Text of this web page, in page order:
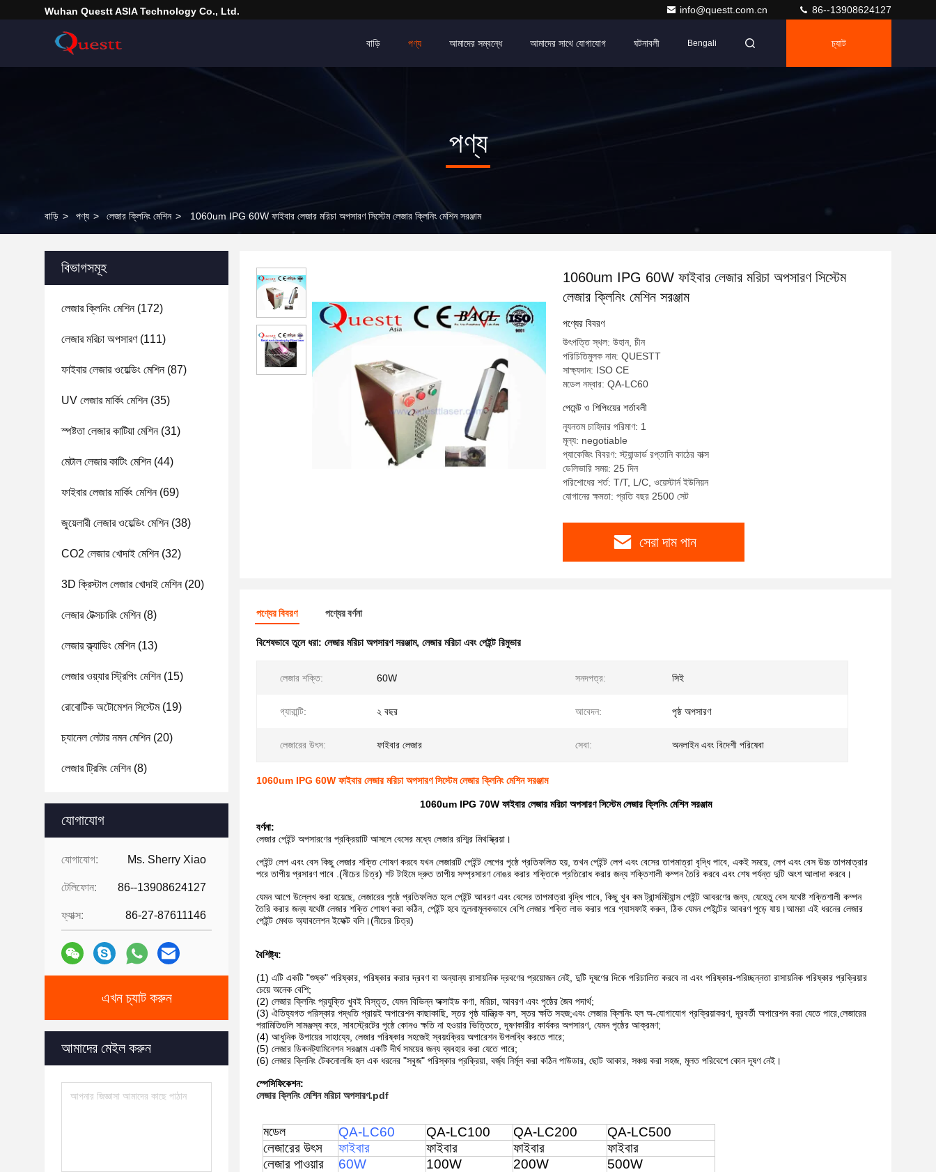
Wuhan Questt ASIA Technology Co., Ltd. info@questt.com.cn 86--13908624127
বাড়ি পণ্য আমাদের সম্বন্ধে আমাদের সাথে যোগাযোগ ঘটনাবলী Bengali চ্যাট
পণ্য
বাড়ি > পণ্য > লেজার ক্লিনিং মেশিন > 1060um IPG 60W ফাইবার লেজার মরিচা অপসারণ সিস্টেম লেজার ক্লিনিং মেশিন সরঞ্জাম
বিভাগসমূহ
লেজার ক্লিনিং মেশিন(172)
লেজার মরিচা অপসারণ(111)
ফাইবার লেজার ওয়েল্ডিং মেশিন(87)
UV লেজার মার্কিং মেশিন(35)
স্পষ্টতা লেজার কাটিয়া মেশিন(31)
মেটাল লেজার কাটিং মেশিন(44)
ফাইবার লেজার মার্কিং মেশিন(69)
জুয়েলারী লেজার ওয়েল্ডিং মেশিন(38)
CO2 লেজার খোদাই মেশিন(32)
3D ক্রিস্টাল লেজার খোদাই মেশিন(20)
লেজার টেক্সচারিং মেশিন(8)
লেজার ক্ল্যাডিং মেশিন(13)
লেজার ওয়্যার স্ট্রিপিং মেশিন(15)
রোবোটিক অটোমেশন সিস্টেম(19)
চ্যানেল লেটার নমন মেশিন(20)
লেজার ট্রিমিং মেশিন(8)
যোগাযোগ
যোগাযোগ: Ms. Sherry Xiao
টেলিফোন: 86--13908624127
ফ্যাক্স: 86-27-87611146
এখন চ্যাট করুন
আমাদের মেইল করুন
1060um IPG 60W ফাইবার লেজার মরিচা অপসারণ সিস্টেম
লেজার ক্লিনিং মেশিন সরঞ্জাম
পণ্যের বিবরণ
উৎপত্তি স্থল: উহান, চীন
পরিচিতিমুলক নাম: QUESTT
সাক্ষ্যদান: ISO CE
মডেল নম্বার: QA-LC60
পেমেন্ট ও শিপিংয়ের শর্তাবলী
ন্যূনতম চাহিদার পরিমাণ: 1
মূল্য: negotiable
প্যাকেজিং বিবরণ: স্ট্যান্ডার্ড রপ্তানি কাঠের বাক্স
ডেলিভারি সময়: 25 দিন
পরিশোধের শর্ত: T/T, L/C, ওয়েস্টার্ন ইউনিয়ন
যোগানের ক্ষমতা: প্রতি বছর 2500 সেট
সেরা দাম পান
পণ্যের বিবরণ পণ্যের বর্ণনা
বিশেষভাবে তুলে ধরা: লেজার মরিচা অপসারণ সরঞ্জাম, লেজার মরিচা এবং পেইন্ট রিমুভার
লেজার শক্তি: 60W সনদপত্র: সিই
গ্যারান্টি: ২ বছর আবেদন: পৃষ্ঠ অপসারণ
লেজারের উৎস: ফাইবার লেজার সেবা: অনলাইন এবং বিদেশী পরিষেবা
1060um IPG 60W ফাইবার লেজার মরিচা অপসারণ সিস্টেম লেজার ক্লিনিং মেশিন সরঞ্জাম
1060um IPG 70W ফাইবার লেজার মরিচা অপসারণ সিস্টেম লেজার ক্লিনিং মেশিন সরঞ্জাম
বর্ণনা:
লেজার পেইন্ট অপসারণের প্রক্রিয়াটি আসলে বেসের মধ্যে লেজার রশ্মির মিথস্ক্রিয়া।
পেইন্ট লেপ এবং বেস কিছু লেজার শক্তি শোষণ করবে যখন লেজারটি পেইন্ট লেপের পৃষ্ঠে প্রতিফলিত হয়, তখন পেইন্ট লেপ এবং বেসের তাপমাত্রা বৃদ্ধি পাবে, একই সময়ে, লেপ এবং বেস উচ্চ তাপমাত্রার
পরে তাপীয় প্রসারণ পাবে .(নীচের চিত্র) শট টাইমে দ্রুত তাপীয় সম্প্রসারণ নোঙর করার শক্তিকে প্রতিরোধ করার জন্য শক্তিশালী কম্পন তৈরি করবে এবং শেষ পর্যন্ত দুটি অংশ আলাদা করবে।
যেমন আগে উল্লেখ করা হয়েছে, লেজারের পৃষ্ঠে প্রতিফলিত হলে পেইন্ট আবরণ এবং বেসের তাপমাত্রা বৃদ্ধি পাবে, কিছু খুব কম ট্রান্সমিট্যান্স পেইন্ট আবরণের জন্য, যেহেতু বেস যথেষ্ট শক্তিশালী কম্পন
তৈরি করার জন্য যথেষ্ট লেজার শক্তি শোষণ করা কঠিন, পেইন্ট হবে তুলনামূলকভাবে বেশি লেজার শক্তি লাভ করার পরে গ্যাসফাই করুন, ঠিক যেমন পেইন্টের আবরণ পুড়ে যায়।আমরা এই ধরনের লেজার
পেইন্ট মেথড অ্যাবলেশন ইফেক্ট বলি।(নীচের চিত্র)
বৈশিষ্ট্য:
(1) এটি একটি "শুষ্ক" পরিষ্কার, পরিষ্কার করার দ্রবণ বা অন্যান্য রাসায়নিক দ্রবণের প্রয়োজন নেই, দুটি দূষণের দিকে পরিচালিত করবে না এবং পরিষ্কার-পরিচ্ছন্নতা রাসায়নিক পরিষ্কার প্রক্রিয়ার
চেয়ে অনেক বেশি;
(2) লেজার ক্লিনিং প্রযুক্তি খুবই বিস্তৃত, যেমন বিভিন্ন অক্সাইড কণা, মরিচা, আবরণ এবং পৃষ্ঠের জৈব পদার্থ;
(3) ঐতিহ্যগত পরিস্কার পদ্ধতি প্রায়ই অপারেশন কাছাকাছি, স্তর পৃষ্ঠ যান্ত্রিক বল, স্তর ক্ষতি সহজ;এবং লেজার ক্লিনিং হল অ-যোগাযোগ প্রক্রিয়াকরণ, দূরবর্তী অপারেশন করা যেতে পারে,লেজারের
পরামিতিগুলি সামঞ্জস্য করে, সাবস্ট্রেটের পৃষ্ঠে কোনও ক্ষতি না হওয়ার ভিত্তিতে, দূষণকারীর কার্যকর অপসারণ, যেমন পৃষ্ঠের আক্রমণ;
(4) আধুনিক উপায়ের সাহায্যে, লেজার পরিষ্কার সহজেই স্বয়ংক্রিয় অপারেশন উপলব্ধি করতে পারে;
(5) লেজার ডিকনট্যামিনেশন সরঞ্জাম একটি দীর্ঘ সময়ের জন্য ব্যবহার করা যেতে পারে;
(6) লেজার ক্লিনিং টেকনোলজি হল এক ধরনের "সবুজ" পরিস্কার প্রক্রিয়া, বর্জ্য নির্মূল করা কঠিন পাউডার, ছোট আকার, সঞ্চয় করা সহজ, মূলত পরিবেশে কোন দূষণ নেই।
স্পেসিফিকেশন:
লেজার ক্লিনিং মেশিন মরিচা অপসারণ.pdf
মডেল QA-LC60 QA-LC100 QA-LC200
QA-LC500
লেজারের উৎস
ফাইবার ফাইবার ফাইবার
ফাইবার
লেজার পাওয়ার
60W 100W 200W
500W